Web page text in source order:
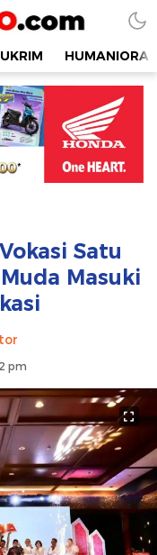
HUMANIORA
Satu
Masuki
pm